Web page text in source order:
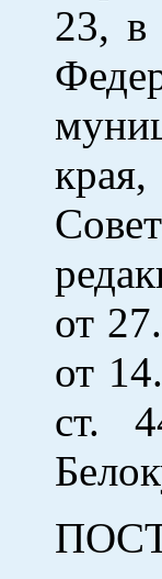
23, в
от
от
ст.